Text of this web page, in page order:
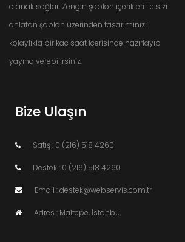
olanak sağlar. Zengin şablon içerikleri ile sizi
anlatan şablon üzerinden tasarımınızı
kolaylıkla bir kaç saat içerisinde hazırlayıp
yayına verebilirsiniz.
Bize Ulaşın
Satış : 0 (216) 518 4260
Destek : 0 (216) 518 4260
Email : destek@webservis.com.tr
Adres : Maltepe, İstanbul